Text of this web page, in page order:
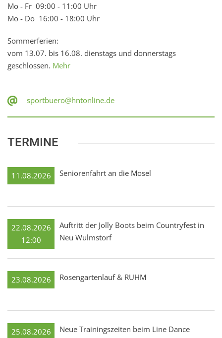
Mo - Fr 09:00 - 11:00 Uhr
Mo - Do 16:00 - 18:00 Uhr
Sommerferien:
vom 13.07. bis 16.08. dienstags und donnerstags
geschlossen. Mehr
sportbuero@hntonline.de
TERMINE
11.08.2026 Seniorenfahrt an die Mosel
22.08.2026
12:00
Auftritt der Jolly Boots beim Countryfest in
Neu Wulmstorf
23.08.2026 Rosengartenlauf & RUHM
25.08.2026
Neue Trainingszeiten beim Line Dance